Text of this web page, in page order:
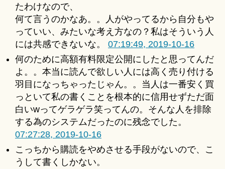
たわけなので、
何て言うのかなあ。。人がやってるから自分もや
っていい、みたいな考え方なの？私はそういう人
には共感できないな。 07:19:49, 2019-10-16
何のために高額有料限定公開にしたと思ってんだ
よ。。本当に読んで欲しい人には高く売り付ける
羽目になっちゃったじゃん。。当人は一番安く買
っといて私の書くことを根本的に信用せずただ面
白いwってゲラゲラ笑ってんの。そんな人を排除
する為のシステムだったのに残念でした。
07:27:28, 2019-10-16
こっちから購読をやめさせる手段がないので、こ
うして書くしかない。